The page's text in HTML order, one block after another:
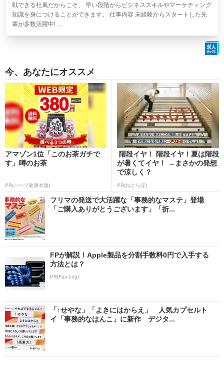
戦できる社風だからこそ、 早い段階からビジネススキルやマーケティング
知識を身につけることができます。 仕事内容 未経験からスタートした先
輩が多数活躍中! ...
今、あなたにオススメ
アマゾン1位「このお茶ガチで
す」噂のお茶
PR(ハーブ健康本舗)
階段イヤ！ 階段イヤ！夏は階段
が暑くてイヤ！ →まさかの発想
で涼しく？
PR(ねとらぼ)
フリマの発送で大活躍な「事務的なマステ」登場
「ご購入ありがとうございます」「折...
FPが解説！Apple製品を分割手数料0円で入手する
方法とは？
PR(Fav-Log)
「↑せやな」「よきにはからえ」 人気カプセルト
イ「事務的なはんこ」に新作 デジタ...